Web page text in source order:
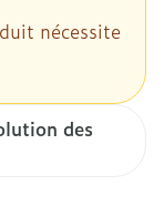
nécessite
des